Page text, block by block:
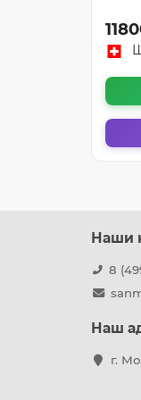
Наши
8
Наш
г.